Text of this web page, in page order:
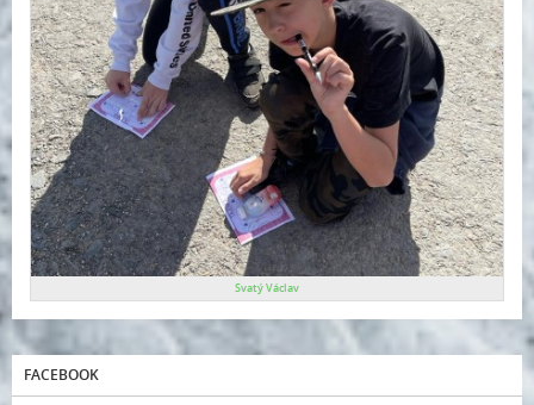
Svatý Václav
FACEBOOK